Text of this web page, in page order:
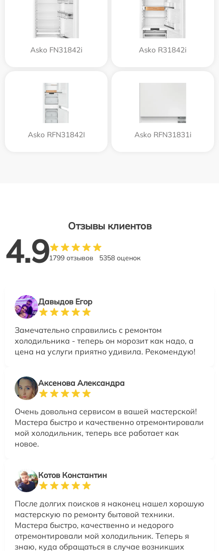
Asko FN31842i Asko R31842i
Asko RFN31842I Asko RFN31831i
Отзывы клиентов
4.91799 отзывов 5358 оценок
Давыдов Егор
Замечательно справились с ремонтом
холодильника - теперь он морозит как надо, а
цена на услуги приятно удивила. Рекомендую!
Аксенова Александра
Очень довольна сервисом в вашей мастерской!
Мастера быстро и качественно отремонтировали
мой холодильник, теперь все работает как
новое.
Котов Константин
После долгих поисков я наконец нашел хорошую
мастерскую по ремонту бытовой техники.
Мастера быстро, качественно и недорого
отремонтировали мой холодильник. Теперь я
знаю, куда обращаться в случае возникших